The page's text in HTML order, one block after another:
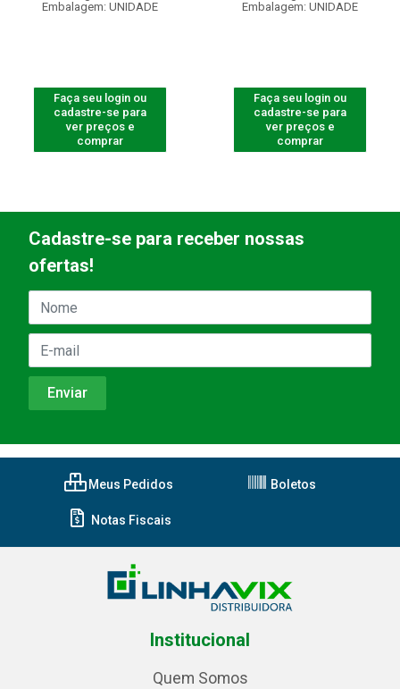
Embalagem: UNIDADE
Faça seu login ou
cadastre-se para
ver preços e
comprar
Embalagem: UNIDADE
Faça seu login ou
cadastre-se para
ver preços e
comprar
Cadastre-se para receber nossas
ofertas!
Meus Pedidos Boletos
Notas Fiscais
Institucional
Quem Somos